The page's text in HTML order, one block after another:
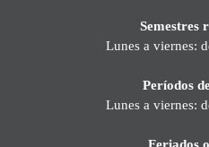
Semestres
Lunes a viernes:
Períodos
Lunes a viernes:
Feriados